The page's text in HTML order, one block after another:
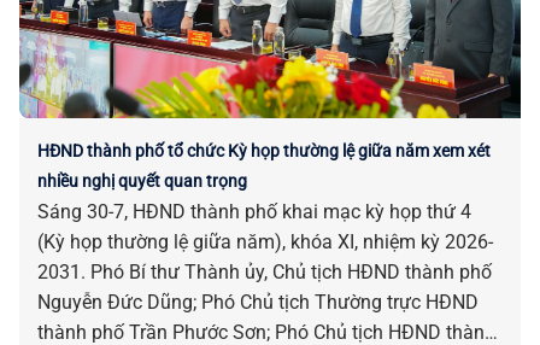
HĐND thành phố tổ chức Kỳ họp thường lệ giữa năm xem xét
nhiều nghị quyết quan trọng
Sáng 30-7, HĐND thành phố khai mạc kỳ họp thứ 4
(Kỳ họp thường lệ giữa năm), khóa XI, nhiệm kỳ 2026-
2031. Phó Bí thư Thành ủy, Chủ tịch HĐND thành phố
Nguyễn Đức Dũng; Phó Chủ tịch Thường trực HĐND
thành phố Trần Phước Sơn; Phó Chủ tịch HĐND thành